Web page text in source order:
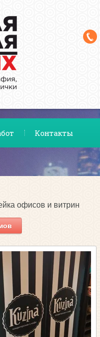
Контакты
офисов и витрин